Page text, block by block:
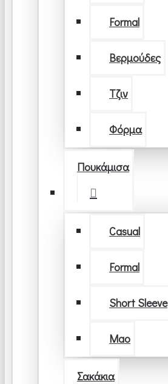
Formal
Βερμούδες
Τζιν
Φόρμα
Πουκάμισα
Casual
Formal
Short Sleeve
Μao
Σακάκια